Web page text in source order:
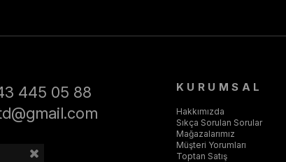
445 05 88
KURUMSAL
Hakkımızda
Sıkça Sorulan Sorular
Mağazalarımız
Müşteri Yorumları
Toptan Satış